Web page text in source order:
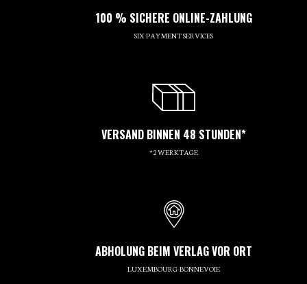
100 % SICHERE ONLINE-ZAHLUNG
SIX PAYMENT SERVICES
VERSAND BINNEN 48 STUNDEN*
*2 WERKTAGE
ABHOLUNG BEIM VERLAG VOR ORT
LUXEMBOURG-BONNEVOIE